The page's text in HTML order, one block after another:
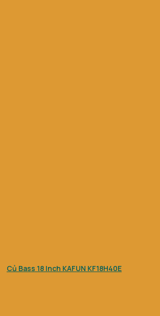
Củ Bass 18 Inch KAFUN KF18H40E